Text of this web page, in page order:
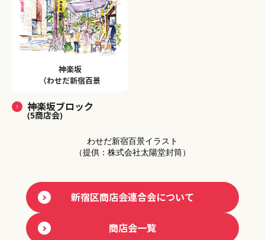
神楽坂
（わせだ新宿百景
神楽坂ブロック
(5商店会)
わせだ新宿百景イラスト
（提供：株式会社太陽堂封筒）
新宿区商店会連合会について
商店会一覧